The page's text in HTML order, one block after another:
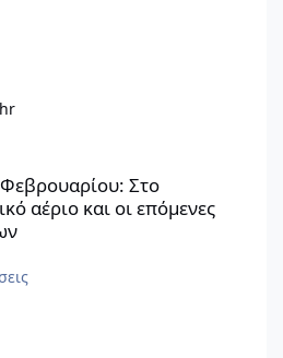
Στο
αέριο και οι επόμενες